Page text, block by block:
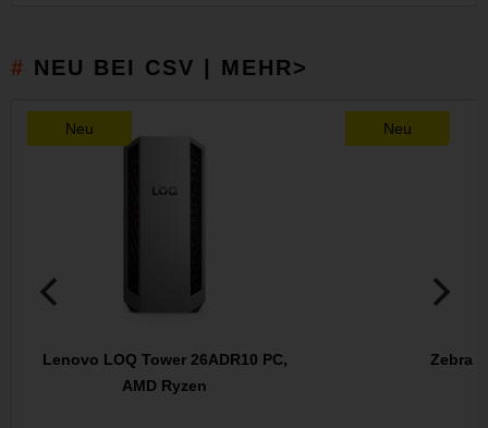
NEU BEI CSV | MEHR>
Neu
Lenovo LOQ Tower 26ADR10 PC,
AMD Ryzen
Neu
Zebra